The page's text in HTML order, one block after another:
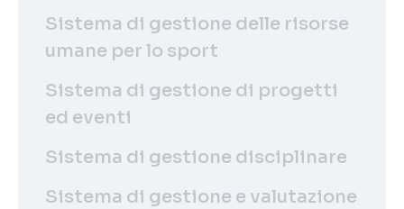
Sistema di gestione delle risorse
umane per lo sport
Sistema di gestione di progetti
ed eventi
Sistema di gestione disciplinare
Sistema di gestione e valutazione